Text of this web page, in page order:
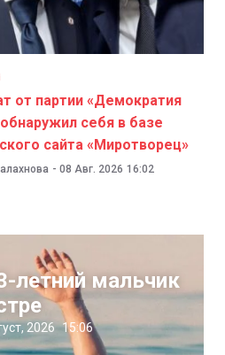
от партии «Демократия
себя в базе
сайта «Миротворец»
- 08 Авг. 2026 16:02
летний мальчик
2026 15:06